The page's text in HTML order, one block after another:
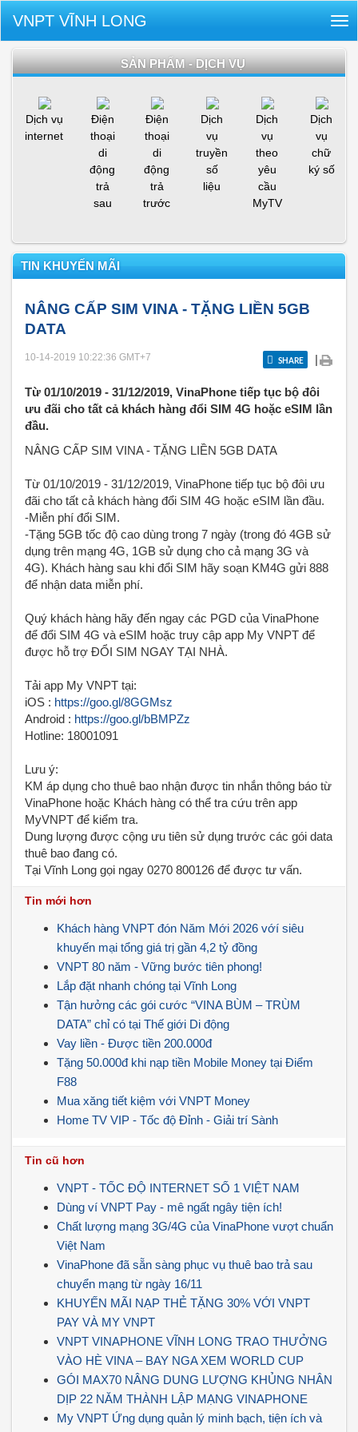
VNPT VĨNH LONG
SẢN PHẨM - DỊCH VỤ
Dịch vụ
internet
Điện
thoại
di
động
trả
sau
Điện
thoại
di
động
trả
trước
Dịch
vụ
truyền
số
liệu
Dịch
vụ
theo
yêu
cầu
MyTV
Dịch
vụ
chữ
ký số
TIN KHUYẾN MÃI
NÂNG CẤP SIM VINA - TẶNG LIỀN 5GB
DATA
10-14-2019 10:22:36 GMT+7 SHARE |
Từ 01/10/2019 - 31/12/2019, VinaPhone tiếp tục bộ đôi
ưu đãi cho tất cả khách hàng đổi SIM 4G hoặc eSIM lần
đầu.
NÂNG CẤP SIM VINA - TẶNG LIỀN 5GB DATA
Từ 01/10/2019 - 31/12/2019, VinaPhone tiếp tục bộ đôi ưu
đãi cho tất cả khách hàng đổi SIM 4G hoặc eSIM lần đầu.
-Miễn phí đổi SIM.
-Tặng 5GB tốc độ cao dùng trong 7 ngày (trong đó 4GB sử
dụng trên mạng 4G, 1GB sử dụng cho cả mạng 3G và
4G). Khách hàng sau khi đổi SIM hãy soạn KM4G gửi 888
để nhận data miễn phí.
Quý khách hàng hãy đến ngay các PGD của VinaPhone
để đổi SIM 4G và eSIM hoặc truy cập app My VNPT để
được hỗ trợ ĐỔI SIM NGAY TẠI NHÀ.
Tải app My VNPT tại:
iOS : https://goo.gl/8GGMsz
Android : https://goo.gl/bBMPZz
Hotline: 18001091
Lưu ý:
KM áp dụng cho thuê bao nhận được tin nhắn thông báo từ
VinaPhone hoặc Khách hàng có thể tra cứu trên app
MyVNPT để kiểm tra.
Dung lượng được cộng ưu tiên sử dụng trước các gói data
thuê bao đang có.
Tại Vĩnh Long gọi ngay 0270 800126 để được tư vấn.
Tin mới hơn
Khách hàng VNPT đón Năm Mới 2026 vớí siêu
khuyến mại tổng giá trị gần 4,2 tỷ đồng
VNPT 80 năm - Vững bước tiên phong!
Lắp đặt nhanh chóng tại Vĩnh Long
Tận hưởng các gói cước “VINA BÙM – TRÙM
DATA” chỉ có tại Thế giới Di động
Vay liền - Được tiền 200.000đ
Tặng 50.000đ khi nạp tiền Mobile Money tại Điểm
F88
Mua xăng tiết kiệm với VNPT Money
Home TV VIP - Tốc độ Đỉnh - Giải trí Sành
Tin cũ hơn
VNPT - TỐC ĐỘ INTERNET SỐ 1 VIỆT NAM
Dùng ví VNPT Pay - mê ngất ngây tiện ích!
Chất lượng mạng 3G/4G của VinaPhone vượt chuẩn
Việt Nam
VinaPhone đã sẵn sàng phục vụ thuê bao trả sau
chuyển mạng từ ngày 16/11
KHUYẾN MÃI NẠP THẺ TẶNG 30% VỚI VNPT
PAY VÀ MY VNPT
VNPT VINAPHONE VĨNH LONG TRAO THƯỞNG
VÀO HÈ VINA – BAY NGA XEM WORLD CUP
GÓI MAX70 NÂNG DUNG LƯỢNG KHỦNG NHÂN
DỊP 22 NĂM THÀNH LẬP MẠNG VINAPHONE
My VNPT Ứng dụng quản lý minh bạch, tiện ích và